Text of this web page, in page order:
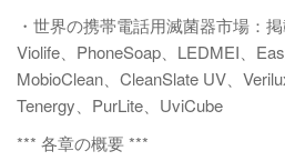
・世界の携帯電話用滅菌器市場：
Violife、PhoneSoap、LEDMEI、
MobioClean、CleanSlate UV、
Tenergy、PurLite、UviCube
*** 各章の概要 ***